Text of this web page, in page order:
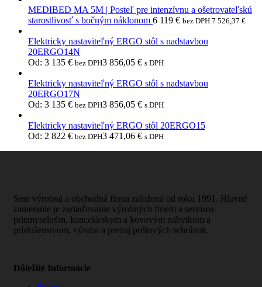
MEDIBED MA 5M | Posteľ pre intenzívnu a ošetrovateľskú
starostlivosť s bočným náklonom 6 119 € bez DPH 7 526,37 €
Elektricky nastaviteľný ERGO stôl s nadstavbou
20ERGO14N
Od: 3 135 € bez DPH3 856,05 € s DPH
Elektricky nastaviteľný ERGO stôl s nadstavbou
20ERGO17N
Od: 3 135 € bez DPH3 856,05 € s DPH
Elektricky nastaviteľný ERGO stôl 20ERGO15
Od: 2 822 € bez DPH3 471,06 € s DPH
Sme výrobná a obchodná firma založená od roku 1991. Hlavné
zameranie je zariaďovanie výrobných firiem a servisov
priemyselným, kancelárskym a kovovým nábytkom a
príslušenstvom, výroba a predaj poštových schránok.
Dôležité Informácie